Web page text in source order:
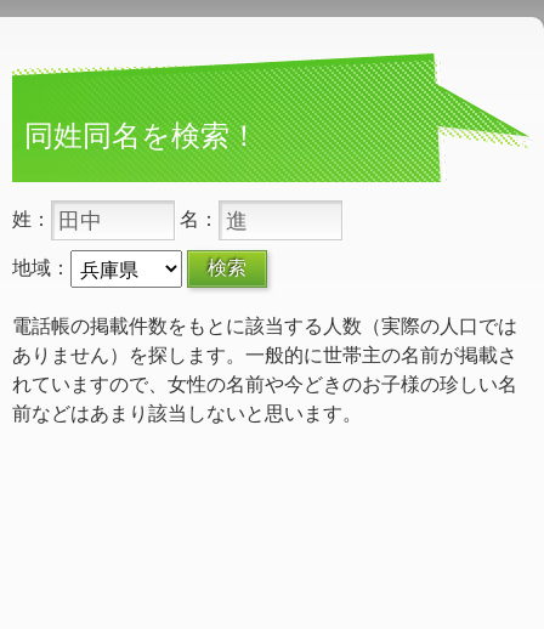
同姓同名を検索！
姓： 名：
地域：
電話帳の掲載件数をもとに該当する人数（実際の人口では
ありません）を探します。一般的に世帯主の名前が掲載さ
れていますので、女性の名前や今どきのお子様の珍しい名
前などはあまり該当しないと思います。